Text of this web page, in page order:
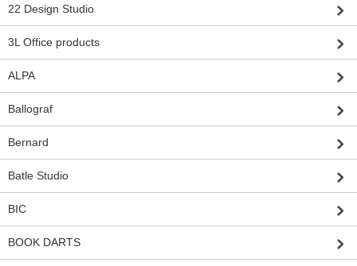
22 Design Studio
3L Office products
ALPA
Ballograf
Bernard
Batle Studio
BIC
BOOK DARTS